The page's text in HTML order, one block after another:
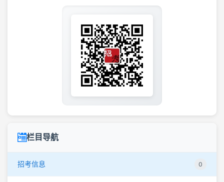
栏目导航
招考信息 0